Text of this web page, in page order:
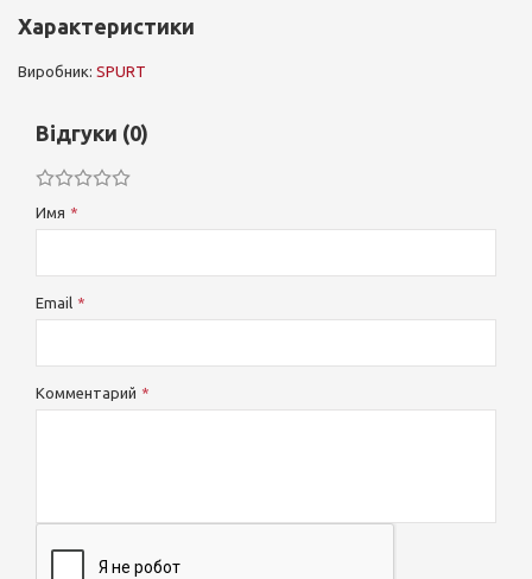
Характеристики
Виробник: SPURT
Відгуки (0)
Имя
Email
Комментарий